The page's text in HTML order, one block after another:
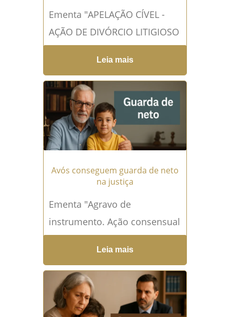
Ementa "APELAÇÃO CÍVEL -
AÇÃO DE DIVÓRCIO LITIGIOSO
COM FIXAÇÃO DA GUARDA -
DEFERIMENTO DA GUARDA
COMPARTILHADA -
PARTICULARIDADES DOS
AUTOS QUE...Leia mais →
Leia mais
Avós conseguem guarda de neto
na justiça
Ementa "Agravo de
instrumento. Ação consensual
de guarda. GUARDA
AVOENGA. Princípio da
solidariedade familiar e da
dignidade da pessoa humana.
Melhor interesse...
Leia mais
Leia mais